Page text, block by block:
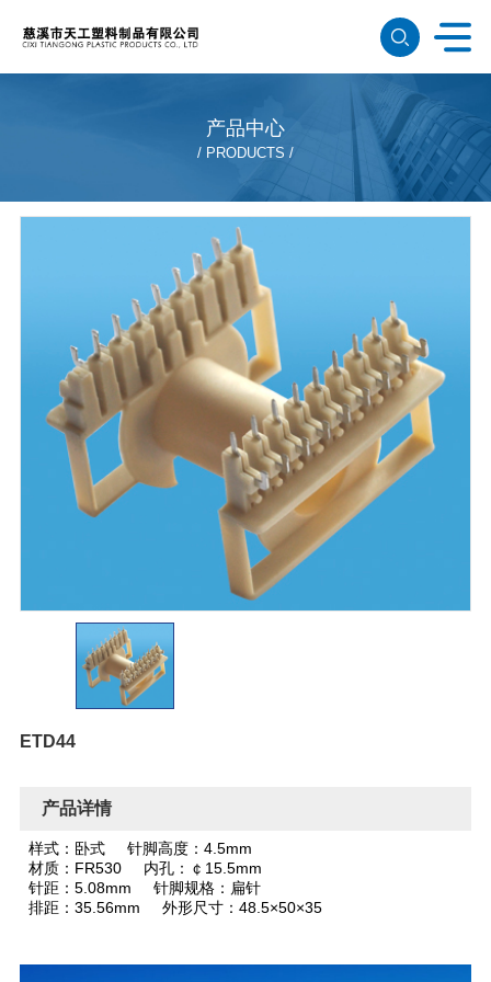
产品中心
PRODUCTS
ETD44
产品详情
样式：卧式 针脚高度：4.5mm
材质：FR530 内孔：￠15.5mm
针距：5.08mm 针脚规格：扁针
排距：35.56mm 外形尺寸：48.5×50×35